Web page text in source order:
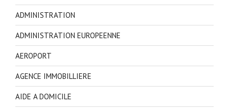
ADMINISTRATION
ADMINISTRATION EUROPEENNE
AEROPORT
AGENCE IMMOBILLIERE
AIDE A DOMICILE